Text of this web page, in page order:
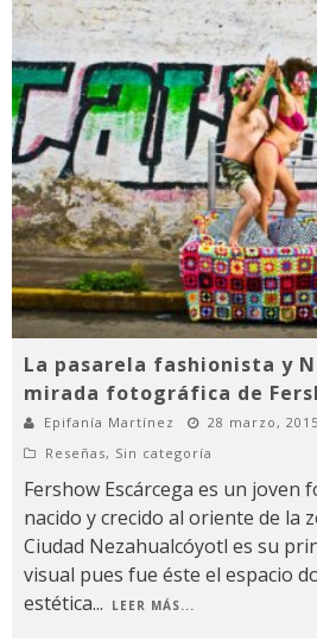
La pasarela fashionista y
mirada fotográfica de
Epifanía Martínez
28 marzo, 2015
Reseñas, Sin categoría
Fershow Escárcega es un joven
nacido y crecido al oriente de la
Ciudad Nezahualcóyotl es su
visual pues fue éste el espacio
estética... LEER MÁS...